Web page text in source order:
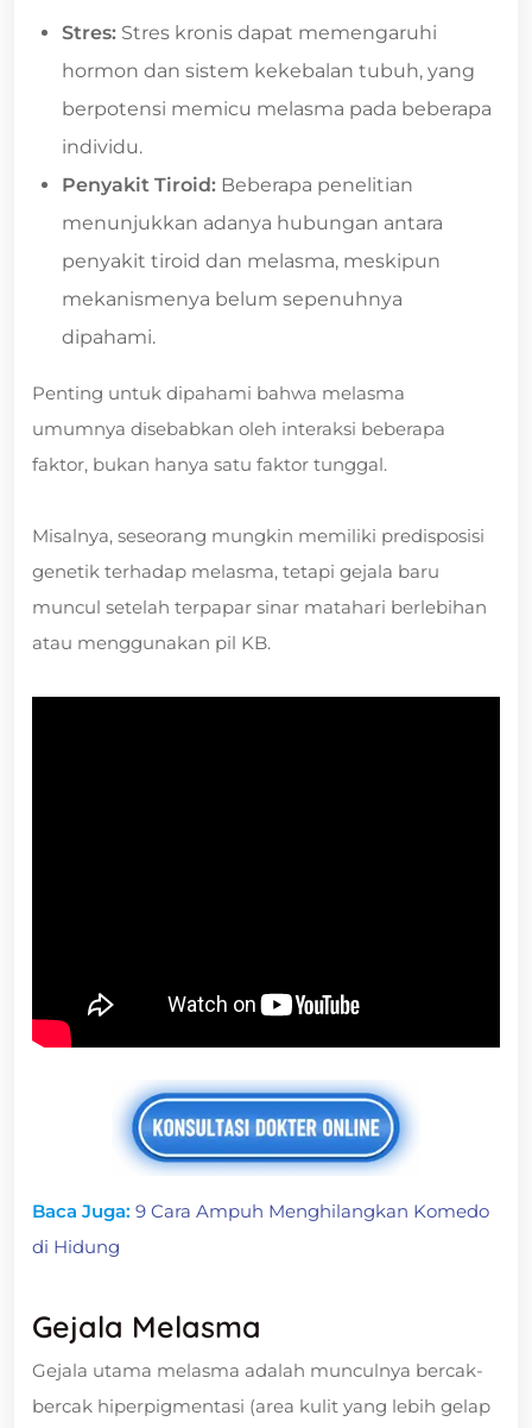
Stres: Stres kronis dapat memengaruhi
hormon dan sistem kekebalan tubuh, yang
berpotensi memicu melasma pada beberapa
individu.
Penyakit Tiroid: Beberapa penelitian
menunjukkan adanya hubungan antara
penyakit tiroid dan melasma, meskipun
mekanismenya belum sepenuhnya
dipahami.
Penting untuk dipahami bahwa melasma
umumnya disebabkan oleh interaksi beberapa
faktor, bukan hanya satu faktor tunggal.
Misalnya, seseorang mungkin memiliki predisposisi
genetik terhadap melasma, tetapi gejala baru
muncul setelah terpapar sinar matahari berlebihan
atau menggunakan pil KB.
Baca Juga: 9 Cara Ampuh Menghilangkan Komedo
di Hidung
Gejala Melasma
Gejala utama melasma adalah munculnya bercak-
bercak hiperpigmentasi (area kulit yang lebih gelap